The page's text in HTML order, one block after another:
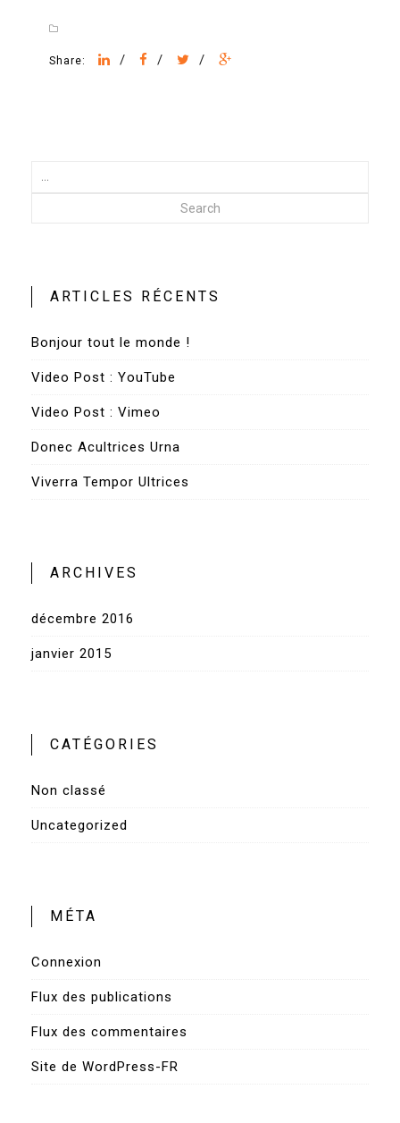
Share: / / /
Search
ARTICLES RÉCENTS
Bonjour tout le monde !
Video Post : YouTube
Video Post : Vimeo
Donec Acultrices Urna
Viverra Tempor Ultrices
ARCHIVES
décembre 2016
janvier 2015
CATÉGORIES
Non classé
Uncategorized
MÉTA
Connexion
Flux des publications
Flux des commentaires
Site de WordPress-FR